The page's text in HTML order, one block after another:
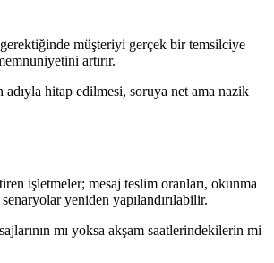
müşteriyi gerçek bir temsilciye
artırır.
adıyla hitap edilmesi, soruya net ama nazik
işletmeler; mesaj teslim oranları, okunma
yeniden yapılandırılabilir.
mı yoksa akşam saatlerindekilerin mi